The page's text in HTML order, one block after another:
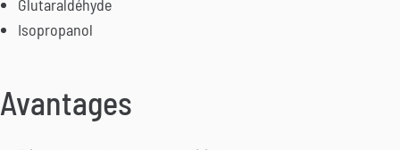
Glutaraldéhyde
Isopropanol
Avantages